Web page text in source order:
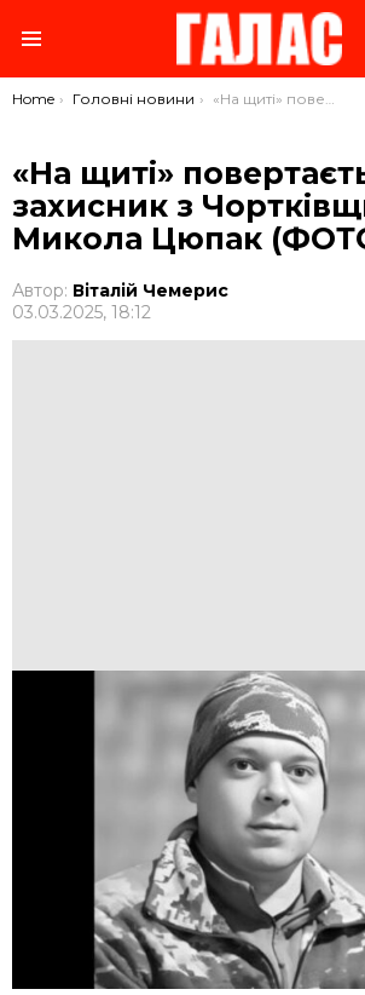
You are here:
Home Головні новини «На щиті» повертається захисник з Чортківщини Микола Цюпак (ФОТО)
«На щиті»
захисник з
Микола Цюпак
Автор: Віталій Чемерис
03.03.2025, 18:12